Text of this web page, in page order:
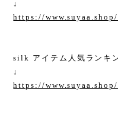
↓
https://
silk アイテム人気ランキ
↓
https://